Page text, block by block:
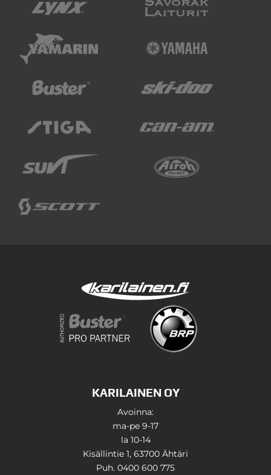
KARILAINEN OY
Avoinna:
ma-pe 9-17
la 10-14
Kisällintie 1, 63700 Ähtäri
Puh. 0400 600 775